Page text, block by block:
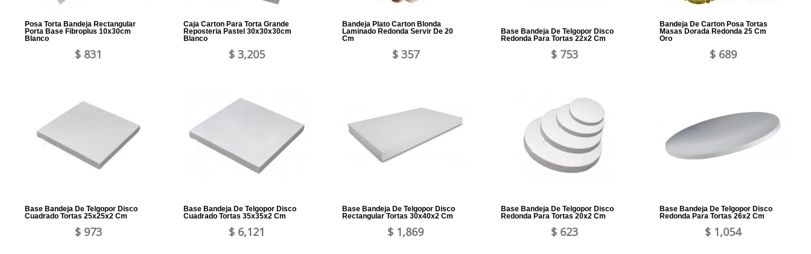
Posa Torta Bandeja Rectangular
Porta Base Fibroplus 10x30cm
Blanco
$ 831
Caja Carton Para Torta Grande
Reposteria Pastel 30x30x30cm
Blanco
$ 3,205
Bandeja Plato Carton Blonda
Laminado Redonda Servir De 20
Cm
$ 357
Base Bandeja De Telgopor Disco
Redonda Para Tortas 22x2 Cm
$ 753
Bandeja De Carton Posa Tortas
Masas Dorada Redonda 25 Cm
Oro
$ 689
Base Bandeja De Telgopor Disco
Cuadrado Tortas 25x25x2 Cm
$ 973
Base Bandeja De Telgopor Disco
Cuadrado Tortas 35x35x2 Cm
$ 6,121
Base Bandeja De Telgopor Disco
Rectangular Tortas 30x40x2 Cm
$ 1,869
Base Bandeja De Telgopor Disco
Redonda Para Tortas 20x2 Cm
$ 623
Base Bandeja De Telgopor Disco
Redonda Para Tortas 26x2 Cm
$ 1,054